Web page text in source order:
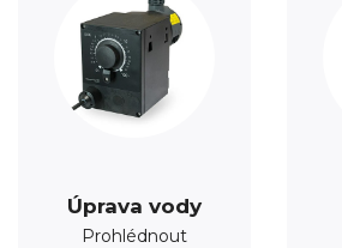
Úprava vody
Prohlédnout